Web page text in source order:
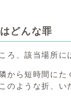
どんな罪
ろ、該当場所に
から短時間に
のような折、